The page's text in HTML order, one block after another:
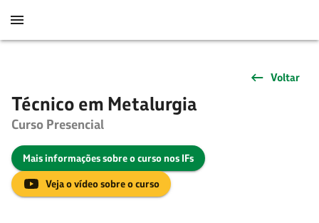
Voltar
Técnico em Metalurgia
Curso Presencial
Mais informações sobre o curso nos IFs
Veja o vídeo sobre o curso